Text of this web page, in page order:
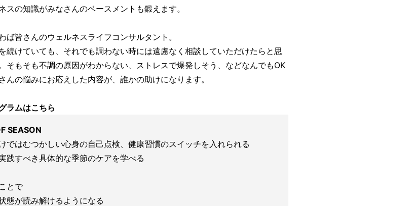
スの知識がみなさんのベースメントも鍛えます。
ば皆さんのウェルネスライフコンサルタント。
続けていても、それでも調わない時には遠慮なく相談していただけたらと思
そもそも不調の原因がわからない、ストレスで爆発しそう、などなんでもOK
んの悩みにお応えした内容が、誰かの助けになります。
ラムはこちら
SEASON
ではむつかしい心身の自己点検、健康習慣のスイッチを入れられる
践すべき具体的な季節のケアを学べる
とで
態が読み解けるようになる